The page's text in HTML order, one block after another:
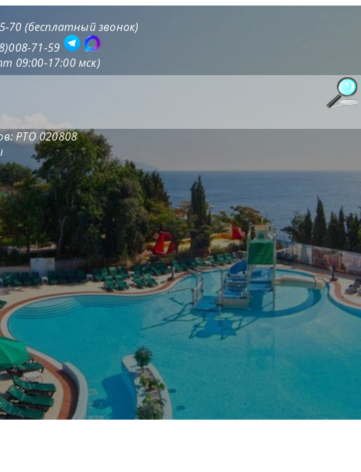
70 (бесплатный звонок)
71-59
09:00-17:00 мск)
РТО 020808